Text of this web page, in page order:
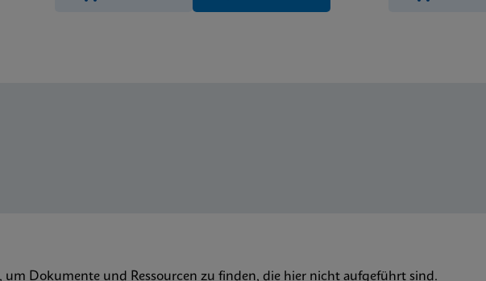
um Dokumente und Ressourcen zu finden, die hier nicht aufgeführt sind.